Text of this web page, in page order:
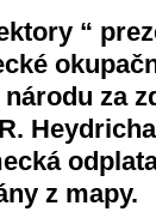
“
za
z mapy.